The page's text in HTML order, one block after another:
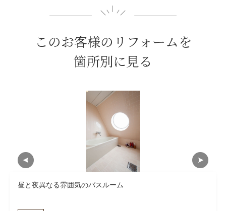
このお客様のリフォームを
箇所別に見る
昼と夜異なる雰囲気のバスルーム